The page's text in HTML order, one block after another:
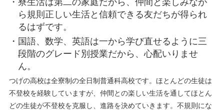
寮生活は第二の家庭だから、仲間と楽しみなが
ら規則正しい生活と信頼できる友だちが得られ
るはずです。
国語、数学、英語は一から学び直せるように三
段階のグレード別授業だから、心配いりませ
ん。
つげの高校は全寮制の全日制普通科高校です。ほとんどの生徒は
不登校を経験していますが、仲間との楽しい生活を通してほとん
どの生徒が不登校を克服し、進路を決めていきます。不規則にな